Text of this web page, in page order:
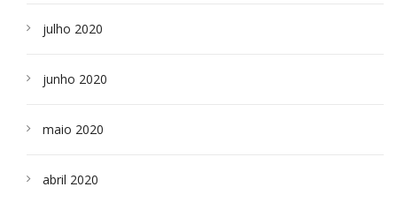
julho 2020
junho 2020
maio 2020
abril 2020